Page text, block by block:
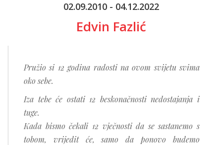
02.09.2010 - 04.12.2022
Edvin Fazlić
Pružio si 12 godina radosti na ovom svijetu svima
oko sebe.
Iza tebe će ostati 12 beskonačnosti nedostajanja i
tuge.
Kada bismo čekali 12 vječnosti da se sastanemo s
tobom, vrijedit će, samo da ponovo budemo